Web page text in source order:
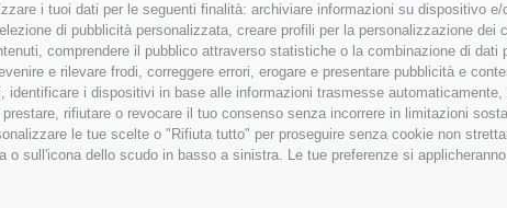
i tuoi dati per le seguenti finalità: archiviare informazioni su dispositivo
di pubblicità personalizzata, creare profili per la personalizzazione
comprendere il pubblico attraverso statistiche o la combinazione di
e rilevare frodi, correggere errori, erogare e presentare pubblicità e
i dispositivi in base alle informazioni trasmesse
rifiutare o revocare il tuo consenso senza incorrere in limitazioni
le tue scelte o "Rifiuta tutto" per proseguire senza cookie non
o sull'icona dello scudo in basso a sinistra. Le tue preferenze si
| Massa Lubrense,Sorrento 21 Gennaio 2018|Sorrento
All rights reserved.